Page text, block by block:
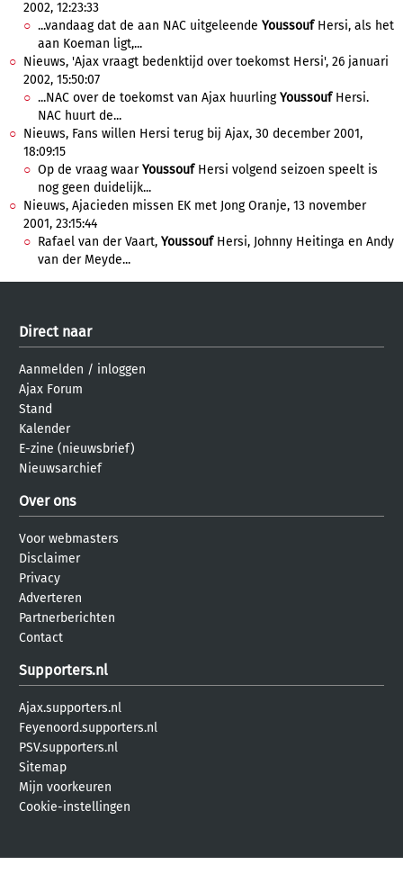
2002, 12:23:33
...vandaag dat de aan NAC uitgeleende YoussoufHersi, als het
aan Koeman ligt,...
Nieuws, 'Ajax vraagt bedenktijd over toekomst Hersi', 26 januari
2002, 15:50:07
...NAC over de toekomst van Ajax huurlingYoussoufHersi.
NAC huurt de...
Nieuws, Fans willen Hersi terug bij Ajax, 30 december 2001,
18:09:15
Op de vraag waarYoussoufHersi volgend seizoen speelt is
nog geen duidelijk...
Nieuws, Ajacieden missen EK met Jong Oranje, 13 november
2001, 23:15:44
Rafael van der Vaart, YoussoufHersi, Johnny Heitinga en Andy
van der Meyde...
Direct naar
Aanmelden / inloggen
Ajax Forum
Stand
Kalender
E-zine (nieuwsbrief)
Nieuwsarchief
Over ons
Voor webmasters
Disclaimer
Privacy
Adverteren
Partnerberichten
Contact
Supporters.nl
Ajax.supporters.nl
Feyenoord.supporters.nl
PSV.supporters.nl
Sitemap
Mijn voorkeuren
Cookie-instellingen